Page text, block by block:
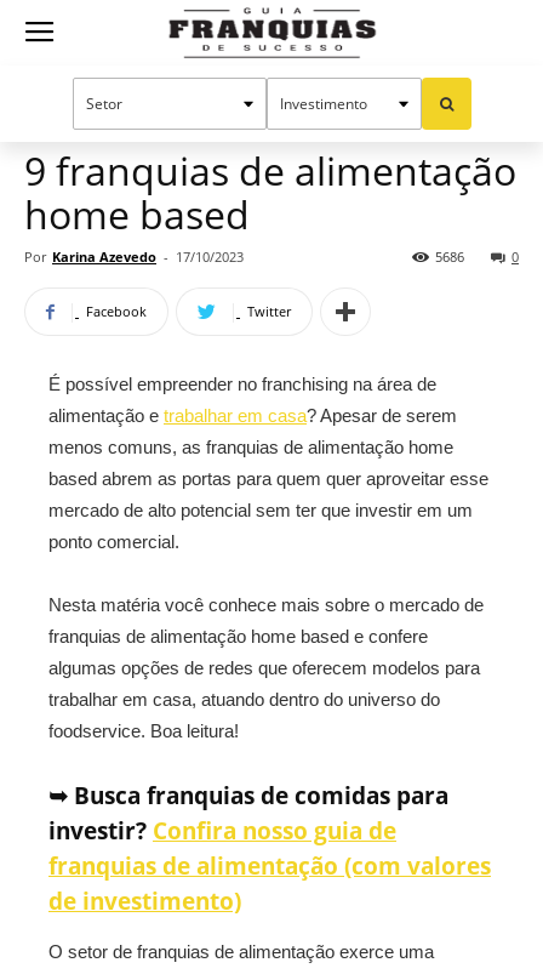
Guia
Oportunidades e tendências
9 franquias de alimentação
home based
Por Karina Azevedo - 17/10/2023 0
5686
Facebook Twitter
É possível empreender no franchising na área de
alimentação e trabalhar em casa? Apesar de serem
menos comuns, as franquias de alimentação home
based abrem as portas para quem quer aproveitar esse
mercado de alto potencial sem ter que investir em um
ponto comercial.
Nesta matéria você conhece mais sobre o mercado de
franquias de alimentação home based e confere
algumas opções de redes que oferecem modelos para
trabalhar em casa, atuando dentro do universo do
foodservice. Boa leitura!
➥ Busca franquias de comidas para
investir? Confira nosso guia de
franquias de alimentação (com valores
de investimento)
O setor de franquias de alimentação exerce uma